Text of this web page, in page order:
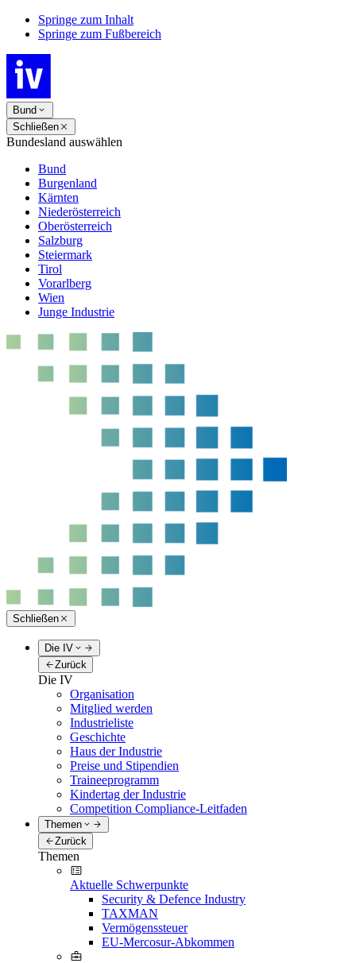
Springe zum Inhalt
Springe zum Fußbereich
Bund
Schließen
Bundesland auswählen
Bund
Burgenland
Kärnten
Niederösterreich
Oberösterreich
Salzburg
Steiermark
Tirol
Vorarlberg
Wien
Junge Industrie
Schließen
Die IV
Zurück
Die IV
Organisation
Mitglied werden
Industrieliste
Geschichte
Haus der Industrie
Preise und Stipendien
Traineeprogramm
Kindertag der Industrie
Competition Compliance-Leitfaden
Themen
Zurück
Themen
Aktuelle Schwerpunkte
Security & Defence Industry
TAXMAN
Vermögenssteuer
EU-Mercosur-Abkommen